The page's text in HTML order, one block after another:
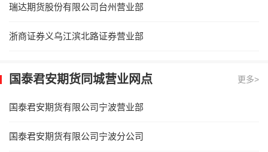
瑞达期货股份有限公司台州营业部
浙商证券义乌江滨北路证券营业部
国泰君安期货同城营业网点 更多>
国泰君安期货有限公司宁波营业部
国泰君安期货有限公司宁波分公司